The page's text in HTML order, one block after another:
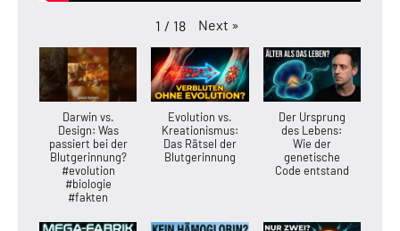
1 / 18 Next »
Darwin vs.
Design: Was
passiert bei der
Blutgerinnung?
#evolution
#biologie
#fakten
Evolution vs.
Kreationismus:
Das Rätsel der
Blutgerinnung
Der Ursprung
des Lebens:
Wie der
genetische
Code entstand